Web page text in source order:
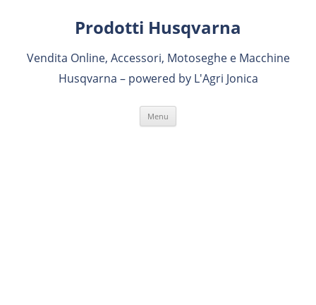
Prodotti Husqvarna
Vendita Online, Accessori, Motoseghe e Macchine
Husqvarna – powered by L'Agri Jonica
Menu